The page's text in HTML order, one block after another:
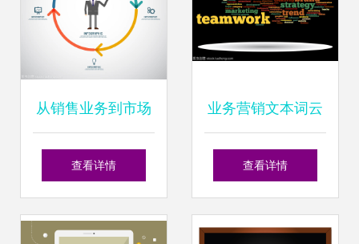
从销售业务到市场
营销观念的转变与
查看详情
业务营销文本词云
洞察销售业务的核
查看详情